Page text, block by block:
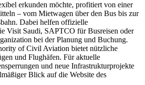
erkunden möchte, profitiert von einer
– vom Mietwagen über den Bus bis zur
Dabei helfen offizielle
Visit Saudi, SAPTCO für Busreisen oder
bei der Planung und Buchung.
of Civil Aviation bietet nützliche
und Flughäfen. Für aktuelle
und neue Infrastrukturprojekte
Blick auf die Website des